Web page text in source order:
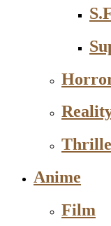
Anime
Film